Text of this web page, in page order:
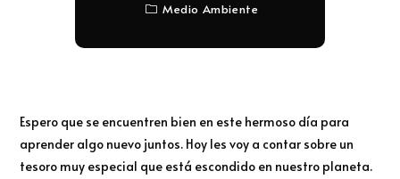
Medio Ambiente
Espero que se encuentren bien en este hermoso día para
aprender algo nuevo juntos. Hoy les voy a contar sobre un
tesoro muy especial que está escondido en nuestro planeta.